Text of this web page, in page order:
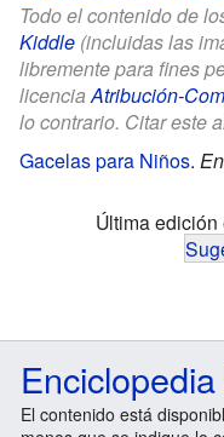
Todo el contenido de
Kiddle (incluidas las
libremente para fines
licenciaAtribución-
lo contrario. Citar este
Gacelas para Niños.
Última
El contenido está